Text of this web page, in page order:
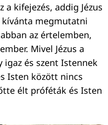
kifejezés, addig Jézus
kívánta megmutatni
az értelemben,
Mivel Jézus a
igaz és szent Istennek
Isten között nincs
élt próféták és Isten